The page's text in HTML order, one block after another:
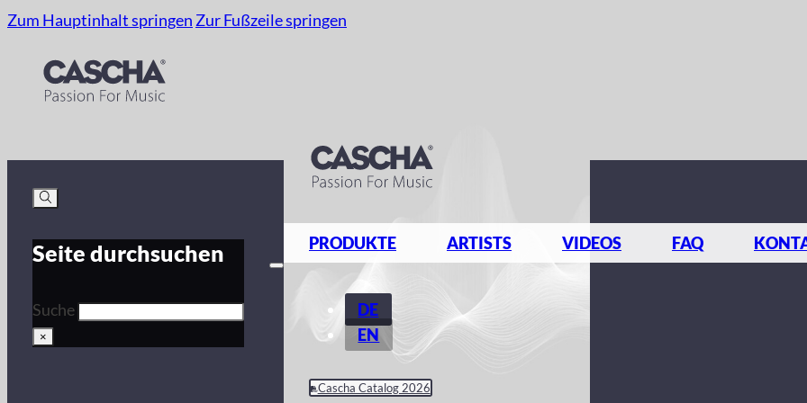
Zum Hauptinhalt springen Zur Fußzeile springen
Seite durchsuchen
Suche
×
PRODUKTE ARTISTS VIDEOS FAQ
DE
EN
Cascha Catalog 2026